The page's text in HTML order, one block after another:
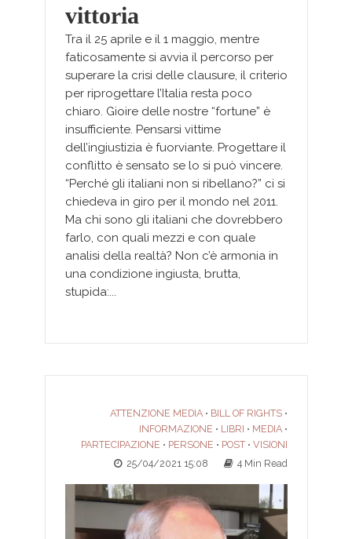
vittoria
Tra il 25 aprile e il 1 maggio, mentre
faticosamente si avvia il percorso per
superare la crisi delle clausure, il criterio
per riprogettare l’Italia resta poco
chiaro. Gioire delle nostre “fortune” è
insufficiente. Pensarsi vittime
dell’ingiustizia è fuorviante. Progettare il
conflitto è sensato se lo si può vincere.
“Perché gli italiani non si ribellano?” ci si
chiedeva in giro per il mondo nel 2011.
Ma chi sono gli italiani che dovrebbero
farlo, con quali mezzi e con quale
analisi della realtà? Non c’è armonia in
una condizione ingiusta, brutta,
stupida:...
ATTENZIONE MEDIA • BILL OF RIGHTS •
INFORMAZIONE • LIBRI • MEDIA •
PARTECIPAZIONE • PERSONE • POST • VISIONI
25/04/2021 15:08
4 Min Read